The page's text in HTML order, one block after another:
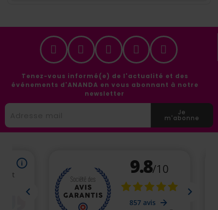
Tenez-vous informé(e) de l'actualité et des
événements d'ANANDA en vous abonnant à notre
newsletter
Je
m'abonne